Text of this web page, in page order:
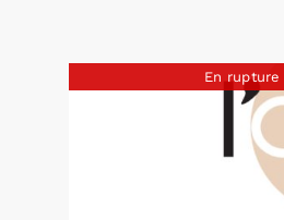
En